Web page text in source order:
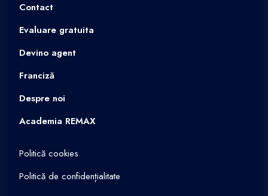
Contact
Evaluare gratuita
Devino agent
Franciză
Despre noi
Academia REMAX
Politică cookies
Politică de confidențialitate